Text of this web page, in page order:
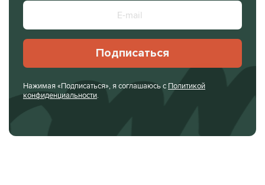
Подписаться
Нажимая «Подписаться», я соглашаюсь с Политикой
конфиденциальности.